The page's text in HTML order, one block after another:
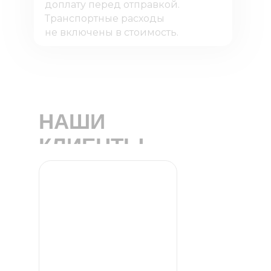
доплату перед отправкой.
Транспортные расходы
не включены в стоимость.
НАШИ
КЛИЕНТЫ